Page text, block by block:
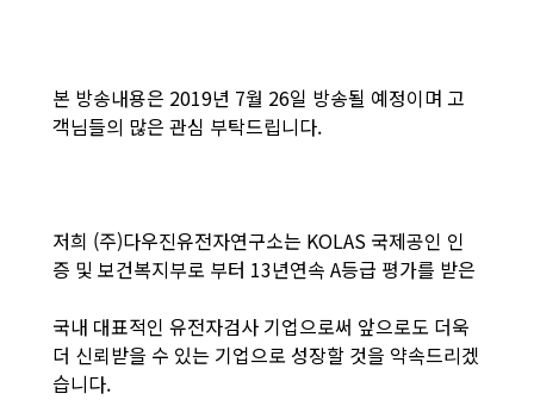
본 방송내용은 2019년 7월 26일 방송될 예정이며 고
객님들의 많은 관심 부탁드립니다.
저희 (주)다우진유전자연구소는 KOLAS 국제공인 인
증 및 보건복지부로 부터 13년연속 A등급 평가를 받은
국내 대표적인 유전자검사 기업으로써 앞으로도 더욱
더 신뢰받을 수 있는 기업으로 성장할 것을 약속드리겠
습니다.